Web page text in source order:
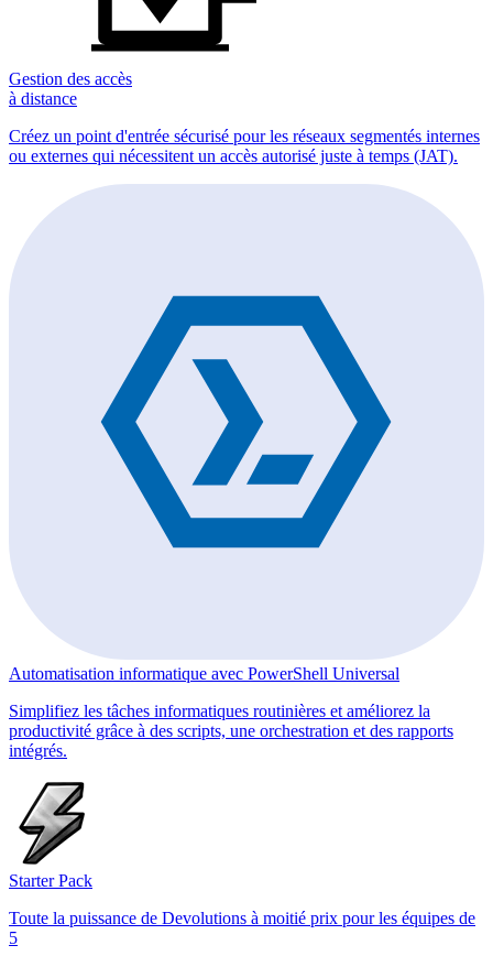
Gestion des accès
à distance
Créez un point d'entrée sécurisé pour les réseaux segmentés internes
ou externes qui nécessitent un accès autorisé juste à temps (JAT).
Automatisation informatique avec PowerShell Universal
Simplifiez les tâches informatiques routinières et améliorez la
productivité grâce à des scripts, une orchestration et des rapports
intégrés.
Starter Pack
Toute la puissance de Devolutions à moitié prix pour les équipes de
5